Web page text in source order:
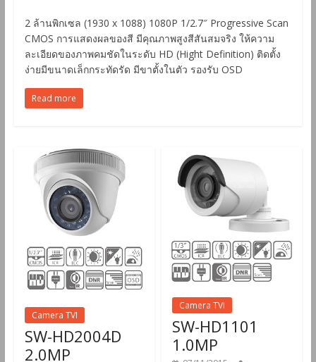
2 ล้านพิกเซล (1930 x 1088) 1080P 1/2.7″ Progressive Scan
CMOS การแสดงผลของสี มีคุณภาพสูงสีสันสมจริง ให้ความ
ละเอียดของภาพคมชัดในระดับ HD (Hight Definition) ติดตั้ง
ง่ายมีขนาดเล็กกระทัดรัด มีขาตั้งในตัว รองรับ OSD
Read more
Camera TVI
SW-HD2004D
2.0MP
Camera TVI
SW-HD1101
1.0MP